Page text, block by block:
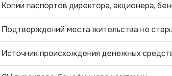
Копии паспортов директора, акционера,
Подтверждений места жительства не
Источник происхождения денежных